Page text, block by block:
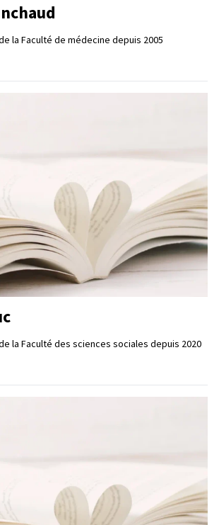
la Faculté de médecine depuis 2005
la Faculté des sciences sociales depuis 2020